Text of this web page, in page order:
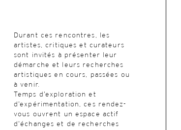
Durant ces rencontres, les
artistes, critiques et curateurs
sont invités à présenter leur
démarche et leurs recherches
artistiques en cours, passées ou
à venir.
Temps d’exploration et
d’expérimentation, ces rendez-
vous ouvrent un espace actif
d’échanges et de recherches